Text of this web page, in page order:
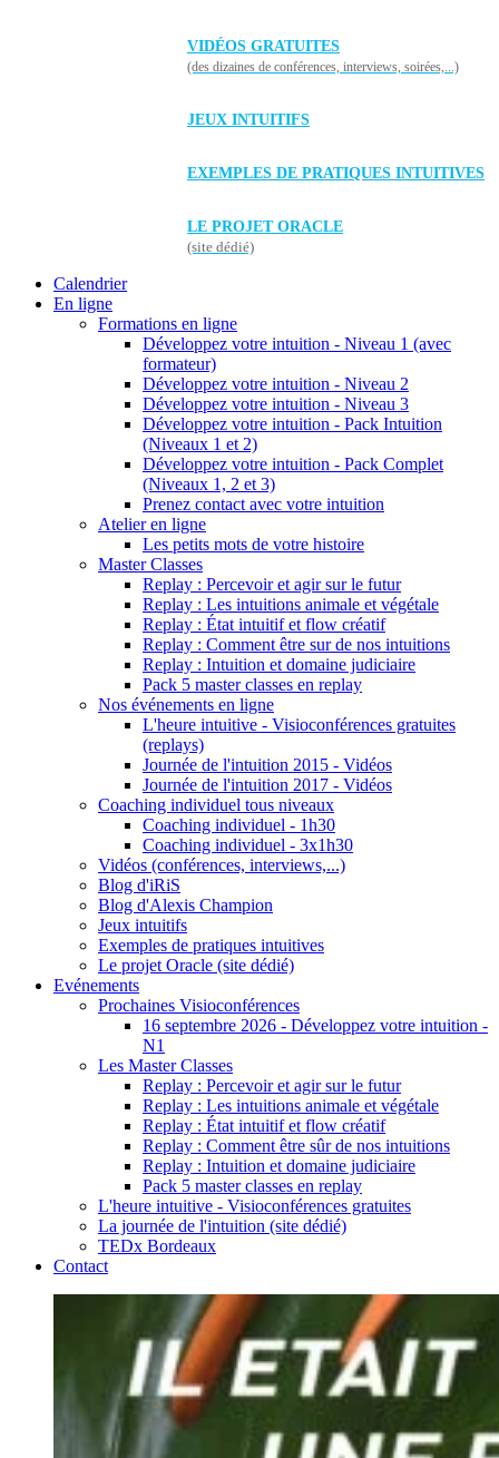
VIDÉOS GRATUITES
(des dizaines de conférences, interviews, soirées,...)
JEUX INTUITIFS
EXEMPLES DE PRATIQUES INTUITIVES
LE PROJET ORACLE
(site dédié)
Calendrier
En ligne
Formations en ligne
Développez votre intuition - Niveau 1 (avec
formateur)
Développez votre intuition - Niveau 2
Développez votre intuition - Niveau 3
Développez votre intuition - Pack Intuition
(Niveaux 1 et 2)
Développez votre intuition - Pack Complet
(Niveaux 1, 2 et 3)
Prenez contact avec votre intuition
Atelier en ligne
Les petits mots de votre histoire
Master Classes
Replay : Percevoir et agir sur le futur
Replay : Les intuitions animale et végétale
Replay : État intuitif et flow créatif
Replay : Comment être sur de nos intuitions
Replay : Intuition et domaine judiciaire
Pack 5 master classes en replay
Nos événements en ligne
L'heure intuitive - Visioconférences gratuites
(replays)
Journée de l'intuition 2015 - Vidéos
Journée de l'intuition 2017 - Vidéos
Coaching individuel tous niveaux
Coaching individuel - 1h30
Coaching individuel - 3x1h30
Vidéos (conférences, interviews,...)
Blog d'iRiS
Blog d'Alexis Champion
Jeux intuitifs
Exemples de pratiques intuitives
Le projet Oracle (site dédié)
Evénements
Prochaines Visioconférences
16 septembre 2026 - Développez votre intuition -
N1
Les Master Classes
Replay : Percevoir et agir sur le futur
Replay : Les intuitions animale et végétale
Replay : État intuitif et flow créatif
Replay : Comment être sûr de nos intuitions
Replay : Intuition et domaine judiciaire
Pack 5 master classes en replay
L'heure intuitive - Visioconférences gratuites
La journée de l'intuition (site dédié)
TEDx Bordeaux
Contact